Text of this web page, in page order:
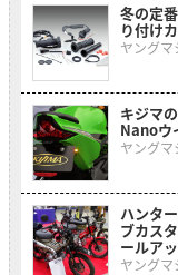
冬の定
り付け
ヤング
キジマ
Nanoウ
ヤング
ハンタ
ブカス
ールアッ
ヤング